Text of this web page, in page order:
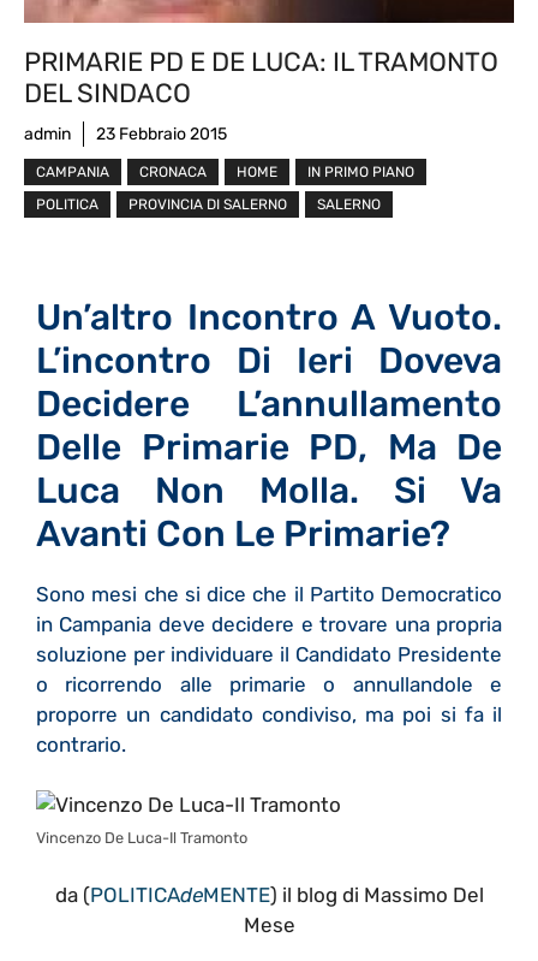
PRIMARIE PD E DE LUCA: IL TRAMONTO
DEL SINDACO
admin 23 Febbraio 2015
CAMPANIA CRONACA HOME
IN PRIMO PIANO
POLITICA
PROVINCIA DI SALERNO SALERNO
Un’altro Incontro A Vuoto.
L’incontro Di Ieri Doveva
Decidere L’annullamento
Delle Primarie PD, Ma De
Luca Non Molla. Si Va
Avanti Con Le Primarie?
Sono mesi che si dice che il Partito Democratico
in Campania deve decidere e trovare una propria
soluzione per individuare il Candidato Presidente
o ricorrendo alle primarie o annullandole e
proporre un candidato condiviso, ma poi si fa il
contrario.
Vincenzo De Luca-Il Tramonto
da (POLITICAdeMENTE) il blog di Massimo Del
Mese